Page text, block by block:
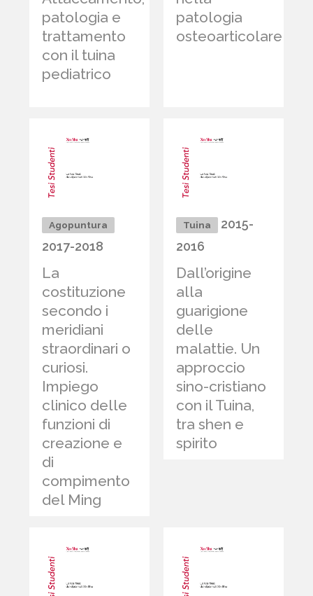
patologia e
trattamento
con il tuina
pediatrico
patologia
osteoarticolare
Agopuntura
2017-2018
La
costituzione
secondo i
meridiani
straordinari o
curiosi.
Impiego
clinico delle
funzioni di
creazione e
di
compimento
del Ming
Tuina
2015-
2016
Dall’origine
alla
guarigione
delle
malattie. Un
approccio
sino-cristiano
con il Tuina,
tra shen e
spirito